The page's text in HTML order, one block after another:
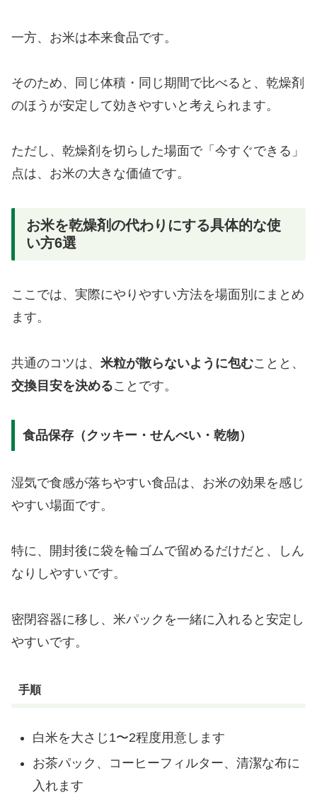
一方、お米は本来食品です。
そのため、同じ体積・同じ期間で比べると、乾燥剤
のほうが安定して効きやすいと考えられます。
ただし、乾燥剤を切らした場面で「今すぐできる」
点は、お米の大きな価値です。
お米を乾燥剤の代わりにする具体的な使
い方6選
ここでは、実際にやりやすい方法を場面別にまとめ
ます。
共通のコツは、 米粒が散らないように包むことと、
交換目安を決めることです。
食品保存（クッキー・せんべい・乾物）
湿気で食感が落ちやすい食品は、お米の効果を感じ
やすい場面です。
特に、開封後に袋を輪ゴムで留めるだけだと、しん
なりしやすいです。
密閉容器に移し、米パックを一緒に入れると安定し
やすいです。
手順
白米を大さじ1〜2程度用意します
お茶パック、コーヒーフィルター、清潔な布に
入れます